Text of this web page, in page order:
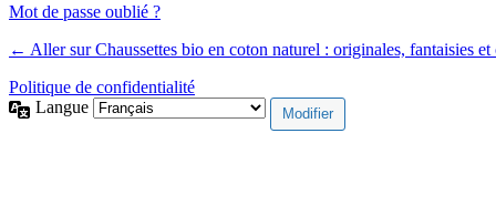
Mot de passe oublié ?
← Aller sur Chaussettes bio en coton naturel : originales, fantaisies et
Politique de confidentialité
Langue